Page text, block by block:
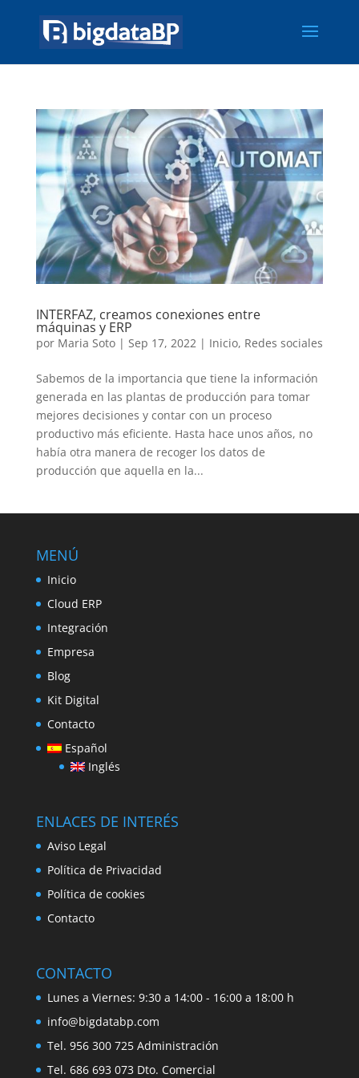
INTERFAZ, creamos conexiones entre
máquinas y ERP
por Maria Soto| Sep 17, 2022| Inicio, Redes sociales
Sabemos de la importancia que tiene la información
generada en las plantas de producción para tomar
mejores decisiones y contar con un proceso
productivo más eficiente. Hasta hace unos años, no
había otra manera de recoger los datos de
producción que aquella en la...
MENÚ
Inicio
Cloud ERP
Integración
Empresa
Blog
Kit Digital
Contacto
Español
Inglés
ENLACES DE INTERÉS
Aviso Legal
Política de Privacidad
Política de cookies
Contacto
CONTACTO
Lunes a Viernes: 9:30 a 14:00 - 16:00 a 18:00 h
info@bigdatabp.com
Tel. 956 300 725 Administración
Tel. 686 693 073 Dto. Comercial